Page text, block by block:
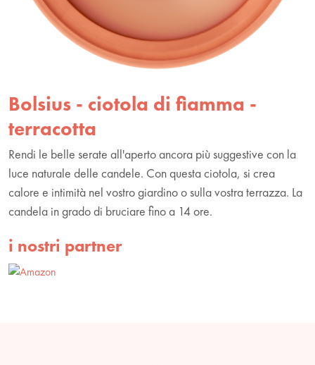
Bolsius - ciotola di fiamma -
terracotta
Rendi le belle serate all'aperto ancora più suggestive con la
luce naturale delle candele. Con questa ciotola, si crea
calore e intimità nel vostro giardino o sulla vostra terrazza. La
candela in grado di bruciare fino a 14 ore.
i nostri partner